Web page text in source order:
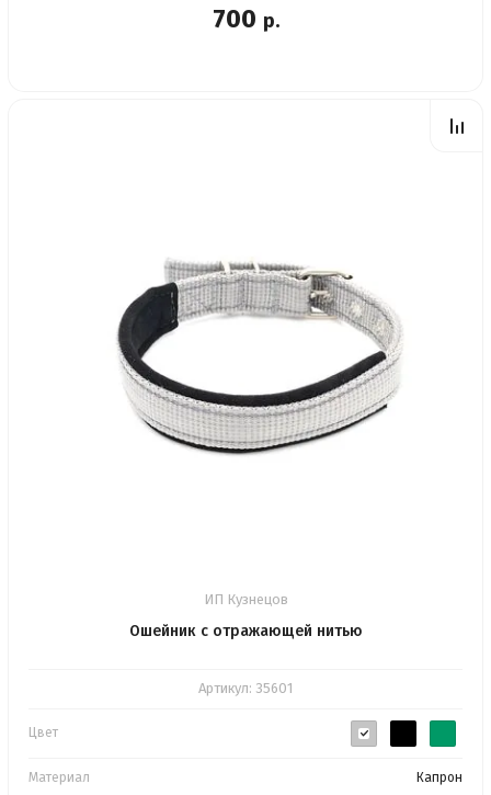
700 р.
ИП Кузнецов
Ошейник с отражающей нитью
Артикул: 35601
Цвет
Материал Капрон